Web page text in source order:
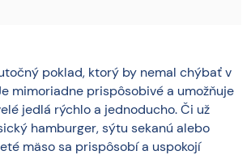
poklad, ktorý by nemal chýbať v
mimoriadne prispôsobivé a umožňuje
jedlá rýchlo a jednoducho. Či už
hamburger, sýtu sekanú alebo
mäso sa prispôsobí a uspokojí